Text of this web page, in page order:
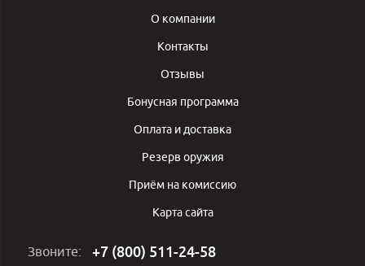
О компании
Контакты
Отзывы
Бонусная программа
Оплата и доставка
Резерв оружия
Приём на комиссию
Карта сайта
Звоните: +7 (800) 511-24-58